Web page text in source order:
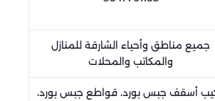
جميع مناطق وأحياء الشارقة للمنازل
والمكاتب والمحلات
أسقف جبس بورد، قواطع جبس بورد،